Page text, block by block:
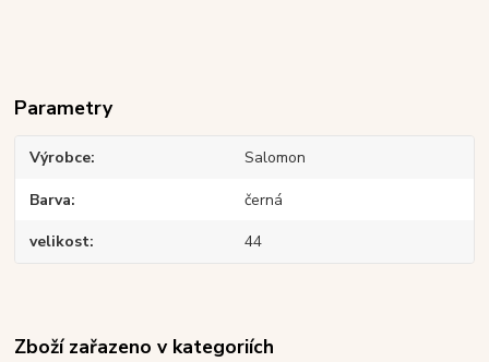
Parametry
Výrobce Salomon
Barva černá
velikost 44
Zboží zařazeno v kategoriích